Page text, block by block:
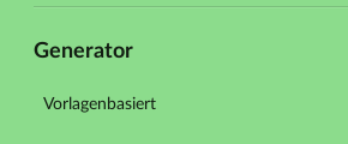
Generator
Vorlagenbasiert